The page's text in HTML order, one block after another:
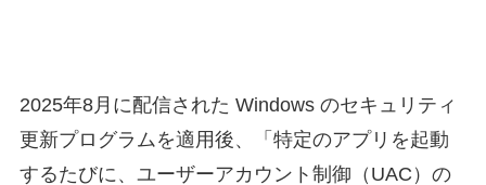
2025年8月に配信された Windows のセキュリティ
更新プログラムを適用後、「特定のアプリを起動
するたびに、ユーザーアカウント制御（UAC）の